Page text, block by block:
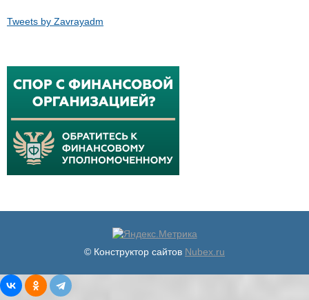
Tweets by Zavrayadm
© Конструктор сайтов Nubex.ru